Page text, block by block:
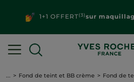
1+1 OFFERT(3)sur
... Fond de teint et BB crème